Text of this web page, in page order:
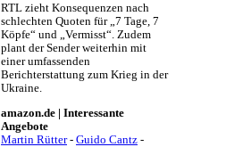
RTL zieht Konsequenzen nach
schlechten Quoten für „7 Tage, 7
Köpfe“ und „Vermisst“. Zudem
plant der Sender weiterhin mit
einer umfassenden
Berichterstattung zum Krieg in der
Ukraine.
amazon.de | Interessante
Angebote
Martin Rütter- Guido Cantz -